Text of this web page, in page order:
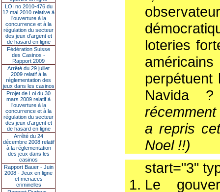
LOI no 2010-476 du
12 mai 2010 relative à
l’ouverture à la
concurrence et à la
régulation du secteur
des jeux d’argent et
de hasard en ligne
Fédération Suisse
des Casinos -
Rapport 2009
Arrêté du 29 juillet
2009 relatif à la
réglementation des
jeux dans les casinos
Projet de Loi du 30
mars 2009 relatif à
l’ouverture à la
concurrence et à la
régulation du secteur
des jeux d’argent et
de hasard en ligne
Arrêté du 24
décembre 2008 relatif
à la réglementation
des jeux dans les
casinos
Rapport Bauer - Juin
2008 - Jeux en ligne
et menaces
criminelles
loteries
perpétuent
a repris
Noel !!)
start="3"
Le